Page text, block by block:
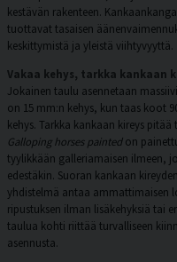
kestävän rakenteen.
tuottavat tasaisen
keskittymistä ja yleistä viihtyvyyttä.
Vakaa kehys, tarkka kankaan
Jokainen taulu asennetaan
on 15 mm:n kehys, kun taas koot
kehys. Tarkka kankaan kireys
Galloping horses paintedon
tyylikkään galleriamaisen ilmeen,
edestäkin. Suoran kankaan
yhdistelmä antaa ammattimaisen
ripustuksen ilman lisäkehyksiä tai
taulua kohti riittää turvalliseen
asennusta.